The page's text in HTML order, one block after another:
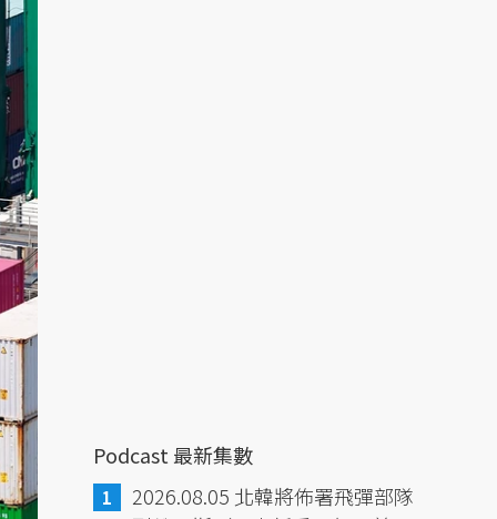
Podcast 最新集數
2026.08.05 北韓將佈署飛彈部隊